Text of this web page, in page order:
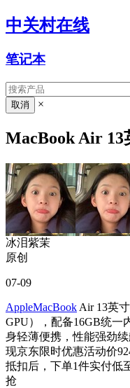
中关村在线
笔记本
×
MacBook Air
冰泪紫茉
原创
07-09
AppleMacBook Air 13英
GPU），配备16GB统一
身轻薄便携，性能强劲
现京东限时优惠活动价
抵扣后，下单1件实付低
抢